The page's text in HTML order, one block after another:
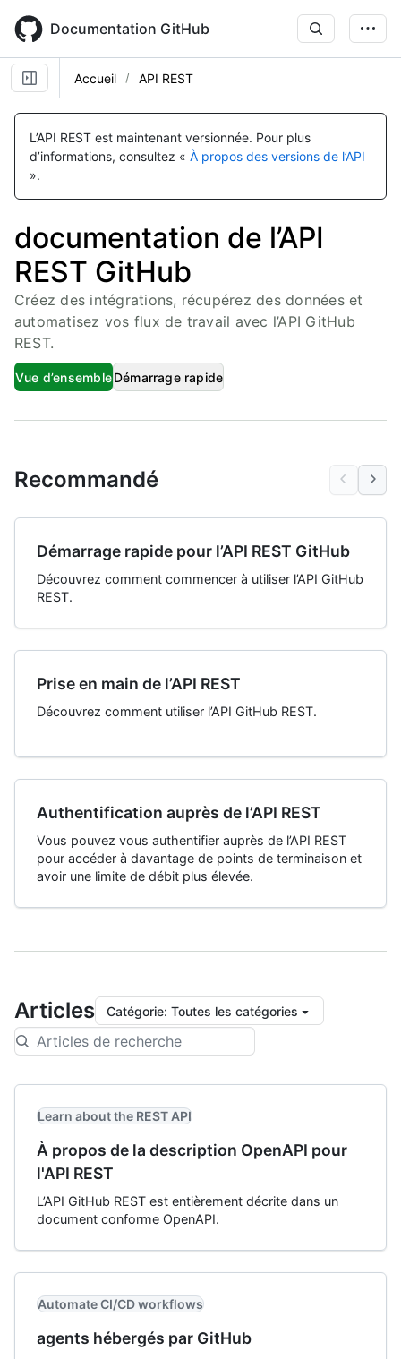
main
content
Documentation GitHub
Accueil API REST
L’API REST est maintenant versionnée. Pour plus
d’informations, consultez « À propos des versions de l’API
».
documentation de l’API
REST GitHub
Créez des intégrations, récupérez des données et
automatisez vos flux de travail avec l’API GitHub
REST.
Vue d’ensembleDémarrage rapide
Recommandé
Démarrage rapide pour l’API REST GitHub
Découvrez comment commencer à utiliser l’API GitHub
REST.
Prise en main de l’API REST
Découvrez comment utiliser l’API GitHub REST.
Authentification auprès de l’API REST
Vous pouvez vous authentifier auprès de l’API REST
pour accéder à davantage de points de terminaison et
avoir une limite de débit plus élevée.
Articles Catégorie: Toutes les catégories
Learn about the REST API
À propos de la description OpenAPI pour
l'API REST
L’API GitHub REST est entièrement décrite dans un
document conforme OpenAPI.
Automate CI/CD workflows
agents hébergés par GitHub